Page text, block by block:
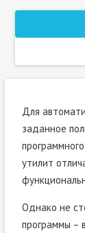
Для
заданное
утилит
Однако не
программы – в